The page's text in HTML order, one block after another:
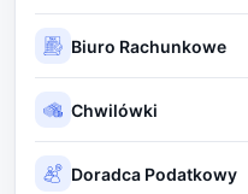
Biuro Rachunkowe
Chwilówki
Doradca Podatkowy